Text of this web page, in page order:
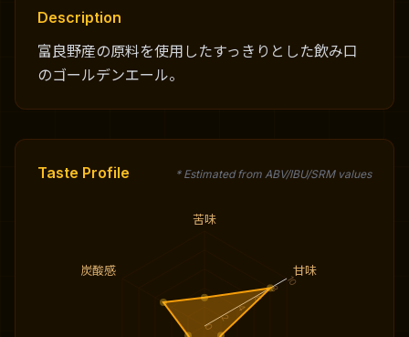
Description
富良野産の原料を使用したすっきりとした飲み口
のゴールデンエール。
Taste Profile * Estimated from ABV/IBU/SRM values
苦味
甘味
炭酸感
0
2
4
6
8
10